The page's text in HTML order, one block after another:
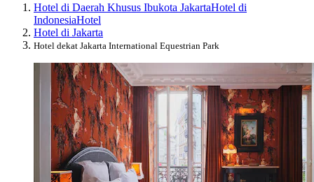
Hotel di Daerah Khusus Ibukota JakartaHotel di
IndonesiaHotel
Hotel di Jakarta
Hotel dekat Jakarta International Equestrian Park